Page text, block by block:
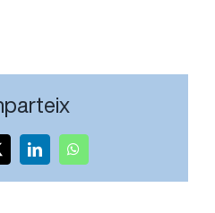
LinkedInWhatsApp